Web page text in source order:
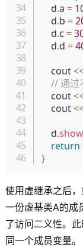
    d
.a =
    d
.b =
    d
.c =
    d
.d =
    cout
// 通过
    cout
    cout
    d
.show
return
}
使用虚继承之后
一份虚基类A的成
了访问二义性。
同一个成员变量。